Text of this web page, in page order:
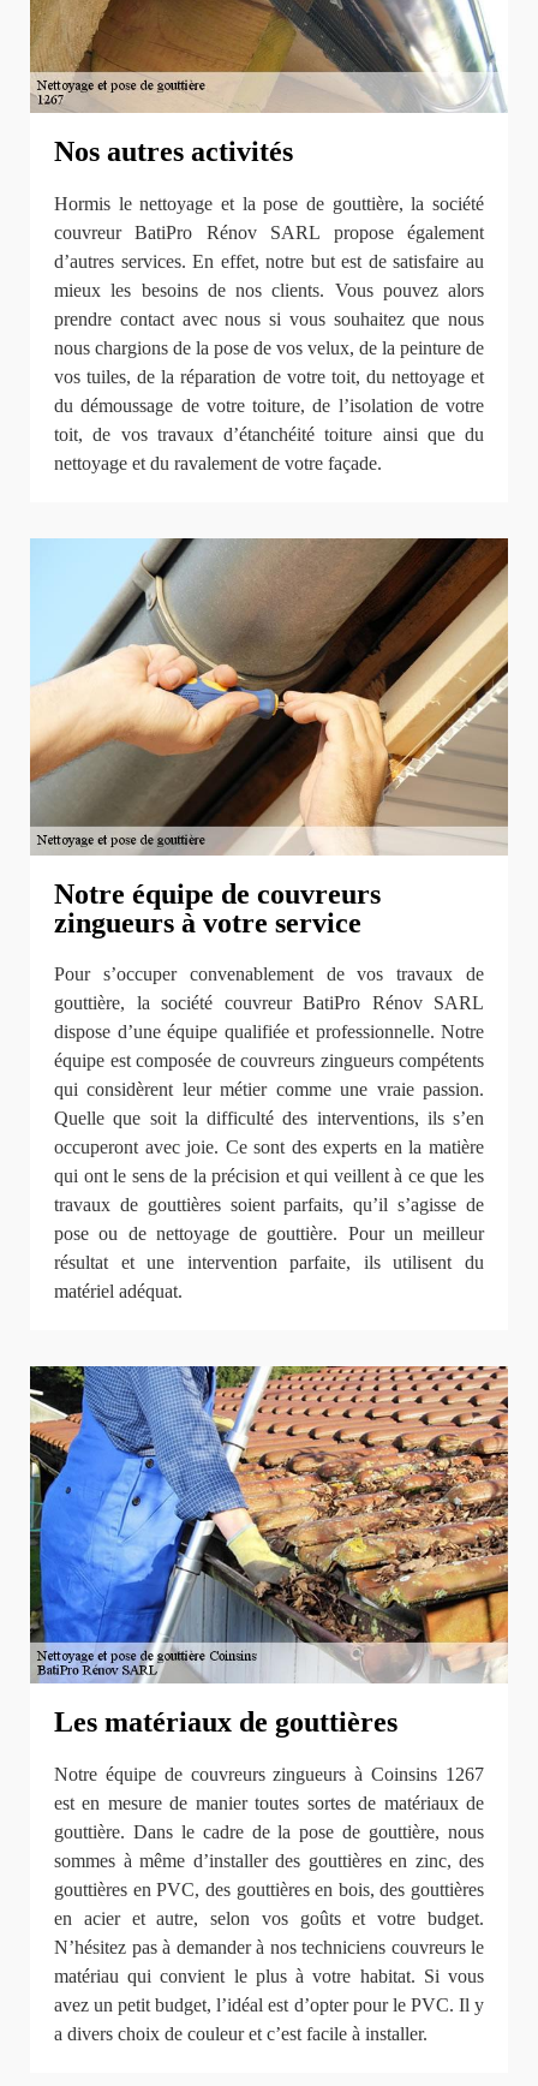
Nos autres activités
Hormis le nettoyage et la pose de gouttière, la société
couvreur BatiPro Rénov SARL propose également
d’autres services. En effet, notre but est de satisfaire au
mieux les besoins de nos clients. Vous pouvez alors
prendre contact avec nous si vous souhaitez que nous
nous chargions de la pose de vos velux, de la peinture de
vos tuiles, de la réparation de votre toit, du nettoyage et
du démoussage de votre toiture, de l’isolation de votre
toit, de vos travaux d’étanchéité toiture ainsi que du
nettoyage et du ravalement de votre façade.
Notre équipe de couvreurs
zingueurs à votre service
Pour s’occuper convenablement de vos travaux de
gouttière, la société couvreur BatiPro Rénov SARL
dispose d’une équipe qualifiée et professionnelle. Notre
équipe est composée de couvreurs zingueurs compétents
qui considèrent leur métier comme une vraie passion.
Quelle que soit la difficulté des interventions, ils s’en
occuperont avec joie. Ce sont des experts en la matière
qui ont le sens de la précision et qui veillent à ce que les
travaux de gouttières soient parfaits, qu’il s’agisse de
pose ou de nettoyage de gouttière. Pour un meilleur
résultat et une intervention parfaite, ils utilisent du
matériel adéquat.
Les matériaux de gouttières
Notre équipe de couvreurs zingueurs à Coinsins 1267
est en mesure de manier toutes sortes de matériaux de
gouttière. Dans le cadre de la pose de gouttière, nous
sommes à même d’installer des gouttières en zinc, des
gouttières en PVC, des gouttières en bois, des gouttières
en acier et autre, selon vos goûts et votre budget.
N’hésitez pas à demander à nos techniciens couvreurs le
matériau qui convient le plus à votre habitat. Si vous
avez un petit budget, l’idéal est d’opter pour le PVC. Il y
a divers choix de couleur et c’est facile à installer.